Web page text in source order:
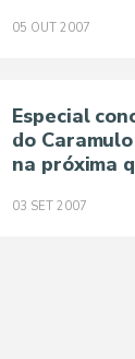
05 OUT 2007
Especial
do
na próxima
03 SET 2007